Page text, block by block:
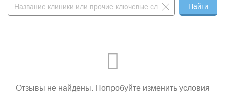
Найти
Отзывы не найдены. Попробуйте изменить условия